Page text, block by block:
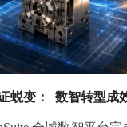
蜕变： 数智转型成